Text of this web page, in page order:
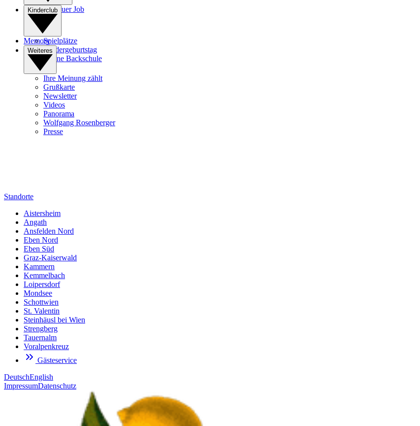
Ihr neuer Job
Lehre
Kinderclub
Spielplätze
Kindergeburtstag
Kleine Backschule
Memory
Weiteres
Ihre Meinung zählt
Grußkarte
Newsletter
Videos
Panorama
Wolfgang Rosenberger
Presse
Standorte
Aistersheim
Angath
Ansfelden Nord
Eben Nord
Eben Süd
Graz-Kaiserwald
Kammern
Kemmelbach
Loipersdorf
Mondsee
Schottwien
St. Valentin
Steinhäusl bei Wien
Strengberg
Tauernalm
Voralpenkreuz
Gästeservice
DeutschEnglish
ImpressumDatenschutz